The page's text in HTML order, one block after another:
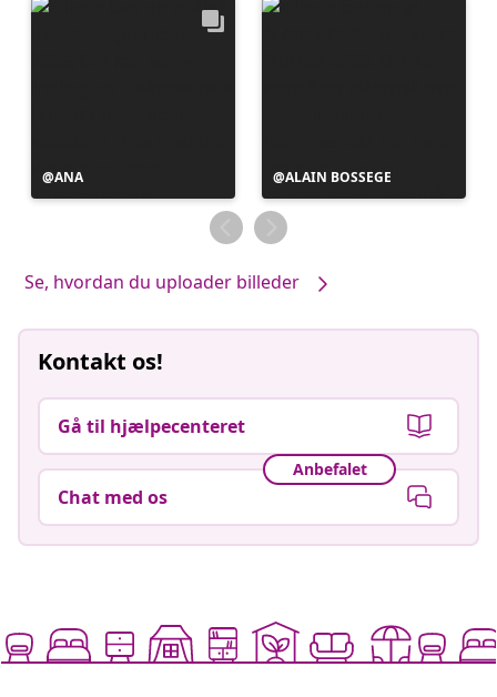
Opslag
offentliggjort
ANA
Opslag
offentliggjort
af
ALAIN BOSSEGE
Se, hvordan du uploader billeder
Kontakt os!
Gå til hjælpecenteret
Anbefalet
Chat med os